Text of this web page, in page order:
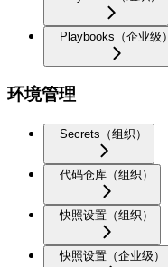
Playbooks（企业级）
环境管理
Secrets（组织）
代码仓库（组织）
快照设置（组织）
快照设置（企业级）